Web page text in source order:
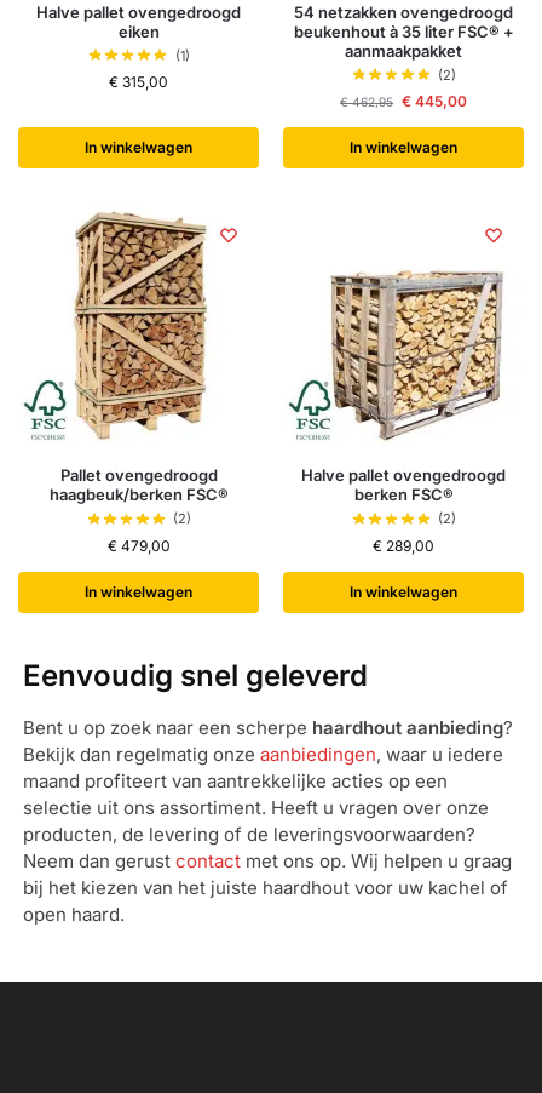
Halve pallet ovengedroogd
eiken
(1)
€ 315,00
In winkelwagen
54 netzakken ovengedroogd
beukenhout à 35 liter FSC® +
aanmaakpakket
(2)
€462,95 € 445,00
In winkelwagen
Pallet ovengedroogd
haagbeuk/berken FSC®
(2)
€479,00
In winkelwagen
Halve pallet ovengedroogd
berken FSC®
(2)
€ 289,00
In winkelwagen
Eenvoudig snel geleverd
Bent u op zoek naar een scherpe haardhout aanbieding?
Bekijk dan regelmatig onze aanbiedingen, waar u iedere
maand profiteert van aantrekkelijke acties op een
selectie uit ons assortiment. Heeft u vragen over onze
producten, de levering of de leveringsvoorwaarden?
Neem dan gerust contact met ons op. Wij helpen u graag
bij het kiezen van het juiste haardhout voor uw kachel of
open haard.